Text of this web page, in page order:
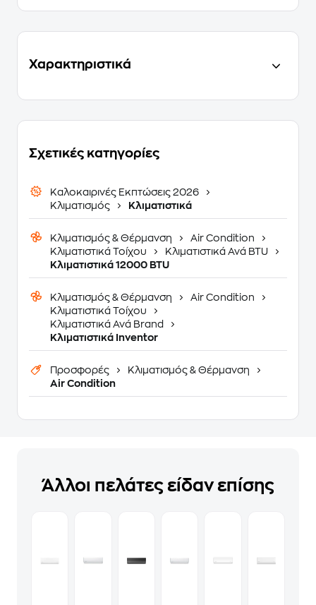
Χαρακτηριστικά
Σχετικές κατηγορίες
Καλοκαιρινές Εκπτώσεις 2026
Κλιματισμός
Κλιματιστικά
Κλιματισμός & Θέρμανση
Air Condition
Κλιματιστικά Τοίχου
Κλιματιστικά Ανά BTU
Κλιματιστικά 12000 BTU
Κλιματισμός & Θέρμανση
Air Condition
Κλιματιστικά Τοίχου
Κλιματιστικά Ανά Brand
Κλιματιστικά Inventor
Προσφορές
Κλιματισμός & Θέρμανση
Air Condition
Άλλοι πελάτες είδαν επίσης